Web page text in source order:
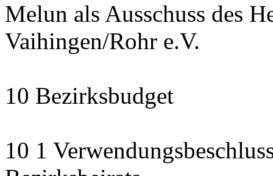
Melun als Ausschuss des
Vaihingen/Rohr e.V.
10 Bezirksbudget
10 1